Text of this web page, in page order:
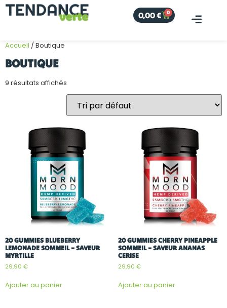
0,00€ 0
Accueil / Boutique
BOUTIQUE
9 résultats affichés
20 GUMMIES BLUEBERRY
LEMONADE SOMMEIL – SAVEUR
MYRTILLE
29,90 €
Ajouter au panier
20 GUMMIES CHERRY PINEAPPLE
SOMMEIL – SAVEUR ANANAS
CERISE
29,90 €
Ajouter au panier